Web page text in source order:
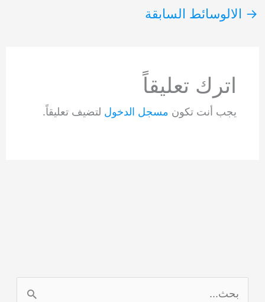
→ الالوسائط السابقة
اترك تعليقاً
يجب أنت تكون مسجل الدخول لتضيف تعليقاً.